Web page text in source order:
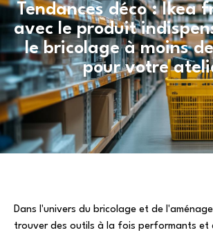
Tendances déco : Ikea
avec le produit
le bricolage à moins
pour votre
Dans l'univers du bricolage et de
trouver des outils à la fois performants et